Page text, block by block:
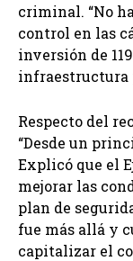
criminal. “No
control en las
inversión de
infraestructura
Respecto del
“Desde un
Explicó que el
mejorar las
plan de
fue más allá y
capitalizar el